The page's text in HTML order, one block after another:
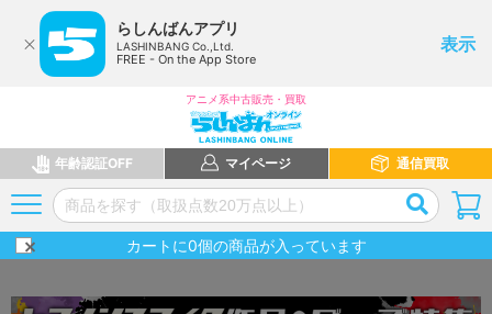
らしんばんアプリ
LASHINBANG Co.,Ltd.
FREE - On the App Store
表示
アニメ系中古販売・買取
年齢認証OFF マイページ 通信買取
カートに0個の商品が入っています